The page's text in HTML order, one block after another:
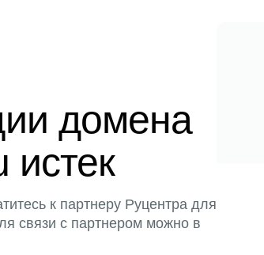
домена
истек
к партнеру Руцентра для
связи с партнером можно в